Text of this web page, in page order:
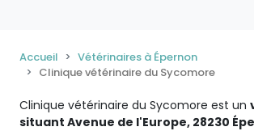
Accueil
Vétérinaires à Épernon
Clinique vétérinaire du Sycomore
Clinique vétérinaire du Sycomore est un
situant Avenue de l'Europe, 28230